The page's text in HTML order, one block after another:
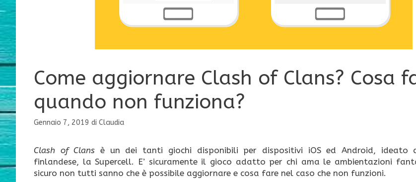
Come aggiornare Clash of Clans? Cosa
quando non funziona?
Gennaio 7, 2019 di Claudia
Clash of Clans è un dei tanti giochi disponibili per dispositivi iOS ed Android, ideato
finlandese, la Supercell. E’ sicuramente il gioco adatto per chi ama le ambientazioni
sicuro non tutti sanno che è possibile aggiornare e cosa fare nel caso che non funzioni.